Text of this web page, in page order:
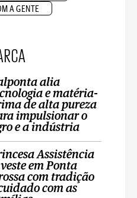
A GENTE
alia
e matéria-
de alta pureza
impulsionar o
e a indústria
Assistência
em Ponta
com tradição
com as